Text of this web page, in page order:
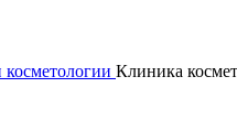
Клиника